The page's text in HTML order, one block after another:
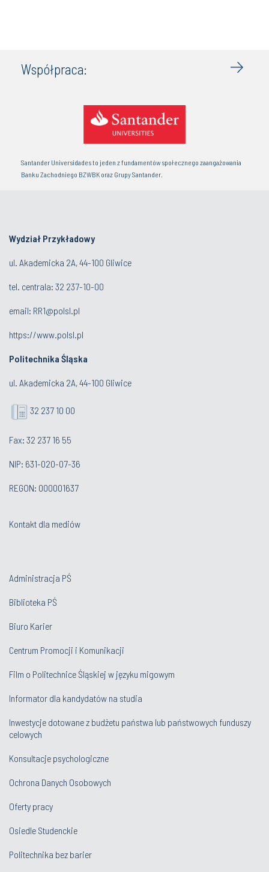
Współpraca:
Santander Universidades to jeden z fundamentów społecznego zaangażowania
Banku Zachodniego BZWBK oraz Grupy Santander.
Wydział Przykładowy
ul. Akademicka 2A, 44-100 Gliwice
tel. centrala: 32 237-10-00
email: RR1@polsl.pl
https://www.polsl.pl
Politechnika Śląska
ul. Akademicka 2A, 44-100 Gliwice
32 237 10 00
Fax: 32 237 16 55
NIP: 631-020-07-36
REGON: 000001637
Kontakt dla mediów
Administracja PŚ
Biblioteka PŚ
Biuro Karier
Centrum Promocji i Komunikacji
Film o Politechnice Śląskiej w języku migowym
Informator dla kandydatów na studia
Inwestycje dotowane z budżetu państwa lub państwowych funduszy
celowych
Konsultacje psychologiczne
Ochrona Danych Osobowych
Oferty pracy
Osiedle Studenckie
Politechnika bez barier